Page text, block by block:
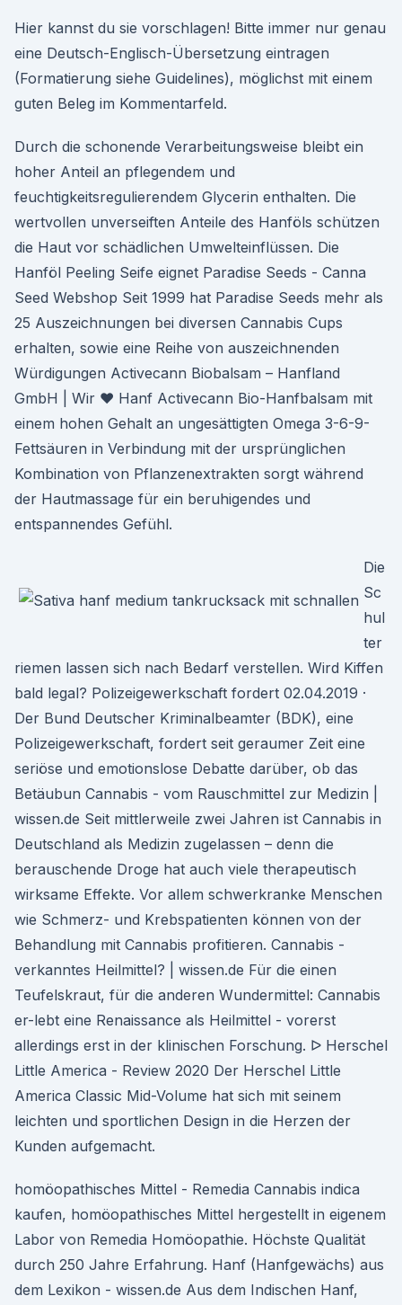
Hier kannst du sie vorschlagen! Bitte immer nur genau
eine Deutsch-Englisch-Übersetzung eintragen
(Formatierung siehe Guidelines), möglichst mit einem
guten Beleg im Kommentarfeld.
Durch die schonende Verarbeitungsweise bleibt ein
hoher Anteil an pflegendem und
feuchtigkeitsregulierendem Glycerin enthalten. Die
wertvollen unverseiften Anteile des Hanföls schützen
die Haut vor schädlichen Umwelteinflüssen. Die
Hanföl Peeling Seife eignet Paradise Seeds - Canna
Seed Webshop Seit 1999 hat Paradise Seeds mehr als
25 Auszeichnungen bei diversen Cannabis Cups
erhalten, sowie eine Reihe von auszeichnenden
Würdigungen Activecann Biobalsam – Hanfland
GmbH | Wir ♥ Hanf Activecann Bio-Hanfbalsam mit
einem hohen Gehalt an ungesättigten Omega 3-6-9-
Fettsäuren in Verbindung mit der ursprünglichen
Kombination von Pflanzenextrakten sorgt während
der Hautmassage für ein beruhigendes und
entspannendes Gefühl.
Die
Sc
hul
ter
riemen lassen sich nach Bedarf verstellen. Wird Kiffen
bald legal? Polizeigewerkschaft fordert 02.04.2019 ·
Der Bund Deutscher Kriminalbeamter (BDK), eine
Polizeigewerkschaft, fordert seit geraumer Zeit eine
seriöse und emotionslose Debatte darüber, ob das
Betäubun Cannabis - vom Rauschmittel zur Medizin |
wissen.de Seit mittlerweile zwei Jahren ist Cannabis in
Deutschland als Medizin zugelassen – denn die
berauschende Droge hat auch viele therapeutisch
wirksame Effekte. Vor allem schwerkranke Menschen
wie Schmerz- und Krebspatienten können von der
Behandlung mit Cannabis profitieren. Cannabis -
verkanntes Heilmittel? | wissen.de Für die einen
Teufelskraut, für die anderen Wundermittel: Cannabis
er-lebt eine Renaissance als Heilmittel - vorerst
allerdings erst in der klinischen Forschung. ᐅ Herschel
Little America - Review 2020 Der Herschel Little
America Classic Mid-Volume hat sich mit seinem
leichten und sportlichen Design in die Herzen der
Kunden aufgemacht.
homöopathisches Mittel - Remedia Cannabis indica
kaufen, homöopathisches Mittel hergestellt in eigenem
Labor von Remedia Homöopathie. Höchste Qualität
durch 250 Jahre Erfahrung. Hanf (Hanfgewächs) aus
dem Lexikon - wissen.de Aus dem Indischen Hanf,